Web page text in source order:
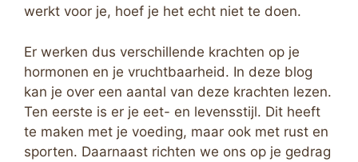
werkt voor je, hoef je het echt niet te doen.
Er werken dus verschillende krachten op je
hormonen en je vruchtbaarheid. In deze blog
kan je over een aantal van deze krachten lezen.
Ten eerste is er je eet- en levensstijl. Dit heeft
te maken met je voeding, maar ook met rust en
sporten. Daarnaast richten we ons op je gedrag